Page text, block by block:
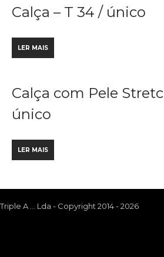
Calça – T 34 / único
LER MAIS
Calça com Pele
único
LER MAIS
Triple A ... Lda - Copyright 2014 - 2026